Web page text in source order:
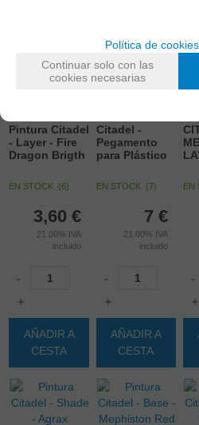
Pintura Citadel
- Layer - Fire
Dragon Brigth
EN STOCK (6)
3,60 €
21.00% IVA
incluido
-
+
AÑADIR A
CESTA
Citadel -
Pegamento
para Plástico
EN STOCK (7)
7 €
21.00% IVA
incluido
-
+
AÑADIR A
CESTA
EN
-
+
Política de cookies
Continuar solo con las
cookies necesarias